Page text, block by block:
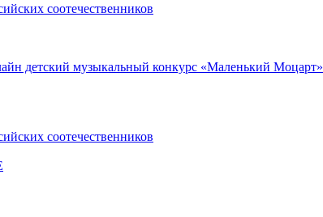
соотечественников
детский музыкальный конкурс «Маленький Моцарт»
соотечественников